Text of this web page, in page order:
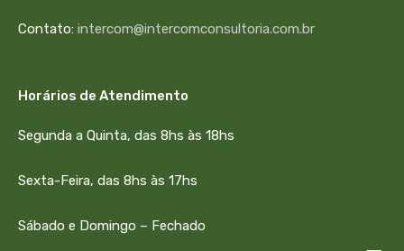
Contato: intercom@intercomconsultoria.com.br
Horários de Atendimento
Segunda a Quinta, das 8hs às 18hs
Sexta-Feira, das 8hs às 17hs
Sábado e Domingo – Fechado